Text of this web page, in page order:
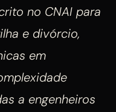
no CNAI para
e divórcio,
em
a engenheiros